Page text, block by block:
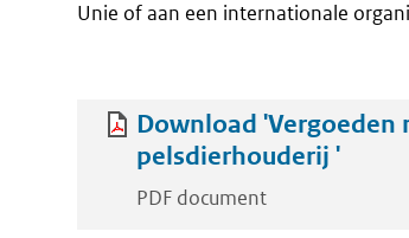
Unie of aan een internationale
Download 'Vergoeden
pelsdierhouderij '
PDF document